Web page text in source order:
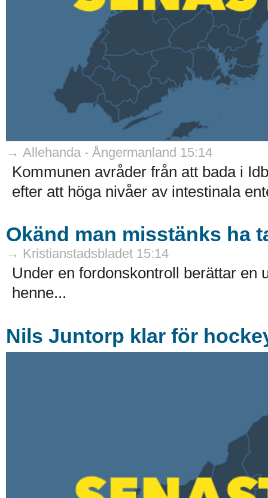
→ Allehanda - Ångermanland 15:14
Kommunen avråder från att bada i
efter att höga nivåer av intestinala
Okänd man misstänks ha
→ Kristianstadsbladet 15:14
Under en fordonskontroll berättar en
henne...
Nils Juntorp klar för